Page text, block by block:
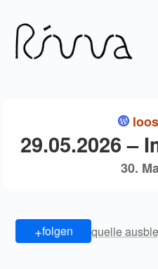
29.05.2026 –
30.
+folgen quelle